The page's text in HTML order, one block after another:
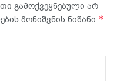
გამოქვეყნებული არ
მონიშვნის ნიშანი *